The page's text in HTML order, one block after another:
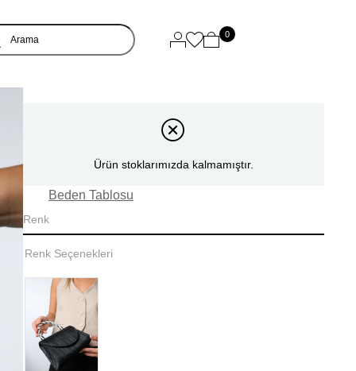
0
Ürün stoklarımızda kalmamıştır.
Beden Tablosu
Renk
Renk Seçenekleri